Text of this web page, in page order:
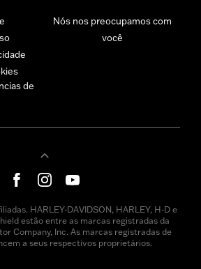
de
Nós nos preocupamos com
você
HARLEY-DAVIDSON, HARLEY, H-D e
estão entre as marcas registradas da
Company, Inc. As marcas registradas de
a seus respectivos proprietários.